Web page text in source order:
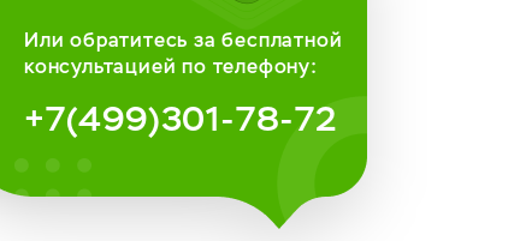
Или обратитесь за бесплатной
консультацией по телефону:
+7(499)301-78-72